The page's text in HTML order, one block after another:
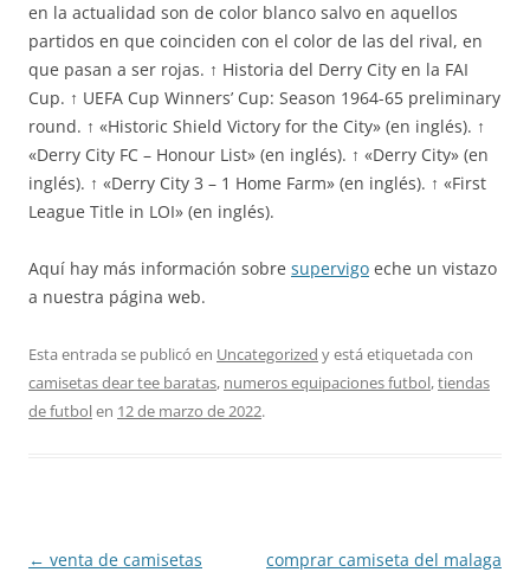
en la actualidad son de color blanco salvo en aquellos
partidos en que coinciden con el color de las del rival, en
que pasan a ser rojas. ↑ Historia del Derry City en la FAI
Cup. ↑ UEFA Cup Winners’ Cup: Season 1964-65 preliminary
round. ↑ «Historic Shield Victory for the City» (en inglés). ↑
«Derry City FC – Honour List» (en inglés). ↑ «Derry City» (en
inglés). ↑ «Derry City 3 – 1 Home Farm» (en inglés). ↑ «First
League Title in LOI» (en inglés).
Aquí hay más información sobre supervigo eche un vistazo
a nuestra página web.
Esta entrada se publicó en Uncategorized y está etiquetada con
camisetas dear tee baratas, numeros equipaciones futbol,tiendas
de futbolen 12 de marzo de 2022.
Navegación
← venta de camisetas
comprar camiseta del malaga